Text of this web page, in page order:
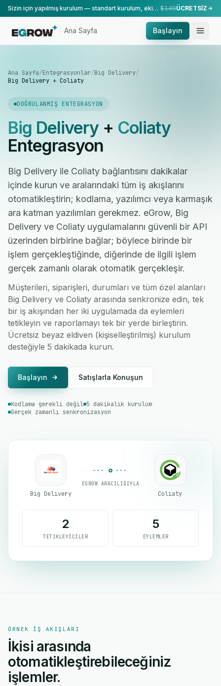
Sizin için yapılmış kurulum — standart kurulum, ekibimiz tarafından yapılır. $149ÜCRETSİZ
Ana Sayfa Başlayın
Ana Sayfa/Entegrasyonlar/Big Delivery/
Big Delivery + Coliaty
DOĞRULANMIŞ ENTEGRASYON
Big Delivery+ Coliaty
Entegrasyon
Big Delivery ile Coliaty bağlantısını dakikalar
içinde kurun ve aralarındaki tüm iş akışlarını
otomatikleştirin; kodlama, yazılımcı veya karmaşık
ara katman yazılımları gerekmez. eGrow, Big
Delivery ve Coliaty uygulamalarını güvenli bir API
üzerinden birbirine bağlar; böylece birinde bir
işlem gerçekleştiğinde, diğerinde de ilgili işlem
gerçek zamanlı olarak otomatik gerçekleşir.
Müşterileri, siparişleri, durumları ve tüm özel alanları
Big Delivery ve Coliaty arasında senkronize edin, tek
bir iş akışından her iki uygulamada da eylemleri
tetikleyin ve raporlamayı tek bir yerde birleştirin.
Ücretsiz beyaz eldiven (kişiselleştirilmiş) kurulum
desteğiyle 5 dakikada kurun.
Başlayın Satışlarla Konuşun
Kodlama gerekli değil 5 dakikalık kurulum
Gerçek zamanlı senkronizasyon
Big Delivery
EGROW ARACILIĞIYLA
Coliaty
2
TETIKLEYICILER
5
EYLEMLER
ÖRNEK IŞ AKIŞLARI
İkisi arasında
otomatikleştirebileceğiniz
işlemler.